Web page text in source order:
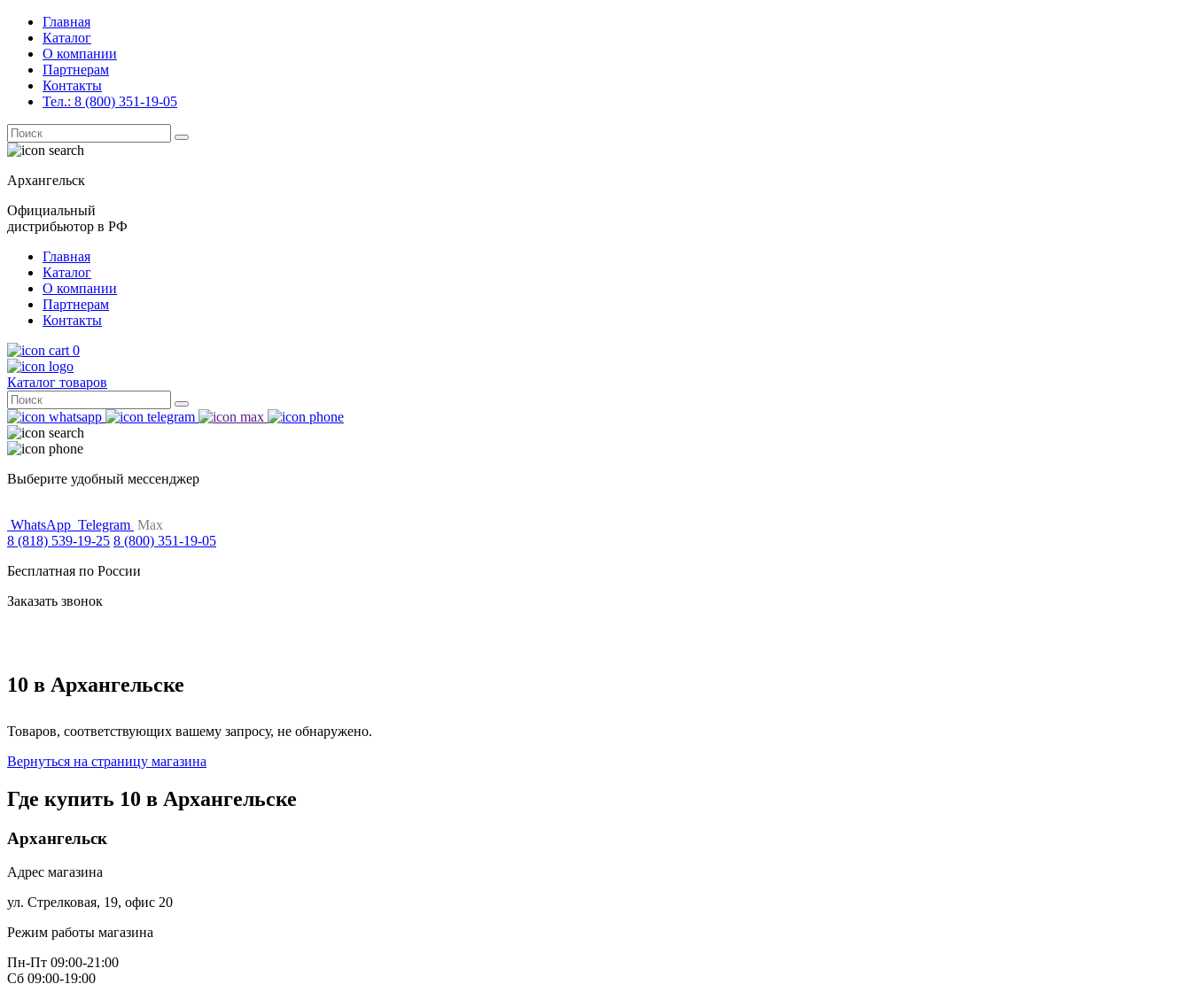
Главная
Каталог
О компании
Партнерам
Контакты
Тел.: 8 (800) 351-19-05
Поиск
for:
Архангельск
Официальный
дистрибьютор в РФ
Главная
Каталог
О компании
Партнерам
Контакты
0
Каталог товаров
Поиск
for:
Выберите удобный мессенджер
WhatsApp Telegram Max
8 (818) 539-19-25 8 (800) 351-19-05
Бесплатная по России
Заказать звонок
10 в Архангельске
Товаров, соответствующих вашему запросу, не обнаружено.
Вернуться на страницу магазина
Где купить 10 в Архангельске
Архангельск
Адрес магазина
ул. Стрелковая, 19, офис 20
Режим работы магазина
Пн-Пт 09:00-21:00
Сб 09:00-19:00